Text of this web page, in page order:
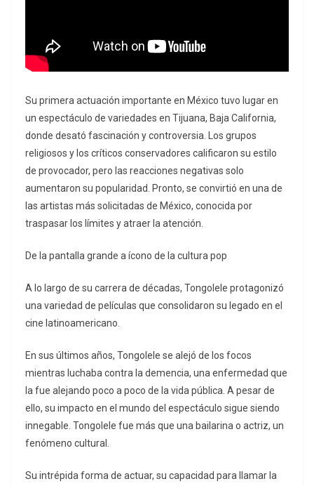
Su primera actuación importante en México tuvo lugar en
un espectáculo de variedades en Tijuana, Baja California,
donde desató fascinación y controversia. Los grupos
religiosos y los críticos conservadores calificaron su estilo
de provocador, pero las reacciones negativas solo
aumentaron su popularidad. Pronto, se convirtió en una de
las artistas más solicitadas de México, conocida por
traspasar los límites y atraer la atención.
De la pantalla grande a ícono de la cultura pop
A lo largo de su carrera de décadas, Tongolele protagonizó
una variedad de películas que consolidaron su legado en el
cine latinoamericano.
En sus últimos años, Tongolele se alejó de los focos
mientras luchaba contra la demencia, una enfermedad que
la fue alejando poco a poco de la vida pública. A pesar de
ello, su impacto en el mundo del espectáculo sigue siendo
innegable. Tongolele fue más que una bailarina o actriz, un
fenómeno cultural.
Su intrépida forma de actuar, su capacidad para llamar la